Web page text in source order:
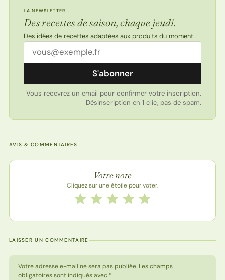
LA NEWSLETTER
Des recettes de saison, chaque jeudi.
Des idées de recettes adaptées aux produits du moment.
Adresse email
S'abonner
Vous recevrez un email pour confirmer votre inscription.
Désinscription en 1 clic, pas de spam.
AVIS & COMMENTAIRES
Note de la recette
Votre note
Cliquez sur une étoile pour voter.
Notez cette recette de 1 à 5 étoiles
5 étoiles
4 étoiles
3 étoiles
2 étoiles
1 étoile
LAISSER UN COMMENTAIRE
Votre adresse e-mail ne sera pas publiée. Les champs
obligatoires sont indiqués avec *